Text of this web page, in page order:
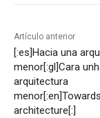
Artículo anterior
[:es]Hacia una
menor[:gl]Cara
arquitectura
architecture[:]